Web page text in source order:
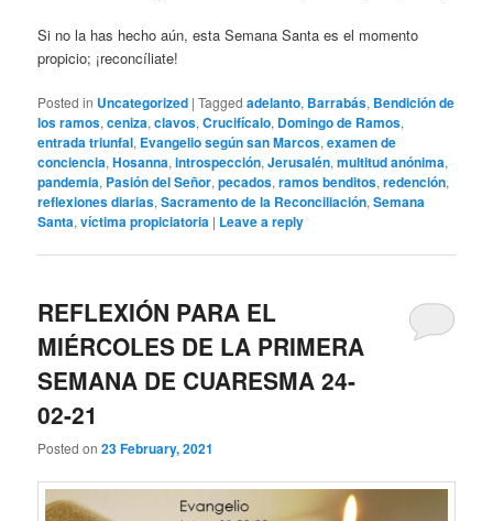
Si no la has hecho aún, esta Semana Santa es el momento
propicio; ¡reconcíliate!
Posted in Uncategorized |Tagged adelanto, Barrabás, Bendición de
los ramos,ceniza,clavos,Crucifícalo, Domingo de Ramos,
entrada triunfal, Evangelio según san Marcos,examen de
conciencia,Hosanna,introspección,Jerusalén,multitud anónima,
pandemia, Pasión del Señor,pecados,ramos benditos,redención,
reflexiones diarias,Sacramento de la Reconciliación,Semana
Santa,víctima propiciatoria | Leave a reply
REFLEXIÓN PARA EL
MIÉRCOLES DE LA PRIMERA
SEMANA DE CUARESMA 24-
02-21
Posted on23 February, 2021